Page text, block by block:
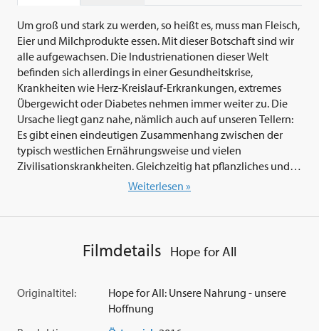
Um groß und stark zu werden, so heißt es, muss man Fleisch,
Eier und Milchprodukte essen. Mit dieser Botschaft sind wir
alle aufgewachsen. Die Industrienationen dieser Welt
befinden sich allerdings in einer Gesundheitskrise,
Krankheiten wie Herz-Kreislauf-Erkrankungen, extremes
Übergewicht oder Diabetes nehmen immer weiter zu. Die
Ursache liegt ganz nahe, nämlich auch auf unseren Tellern:
Es gibt einen eindeutigen Zusammenhang zwischen der
typisch westlichen Ernährungsweise und vielen
Zivilisationskrankheiten. Gleichzeitig hat pflanzliches und
ausgewogenes Essen eine überraschend positive Wirkung
Nahrungsversorgung der Weltbevölkerung und die Zukunft
unserer Erde. 'Hope For All' zeigt uns konkrete Lösungswege
Menschen gesund alt werden können, in der Achtung vor
der Natur und Respekt vor allen Lebewesen besteht und in
Weiterlesen »
Filmdetails Hope for All
Originaltitel:
Hope for All: Unsere Nahrung - unsere
Hoffnung